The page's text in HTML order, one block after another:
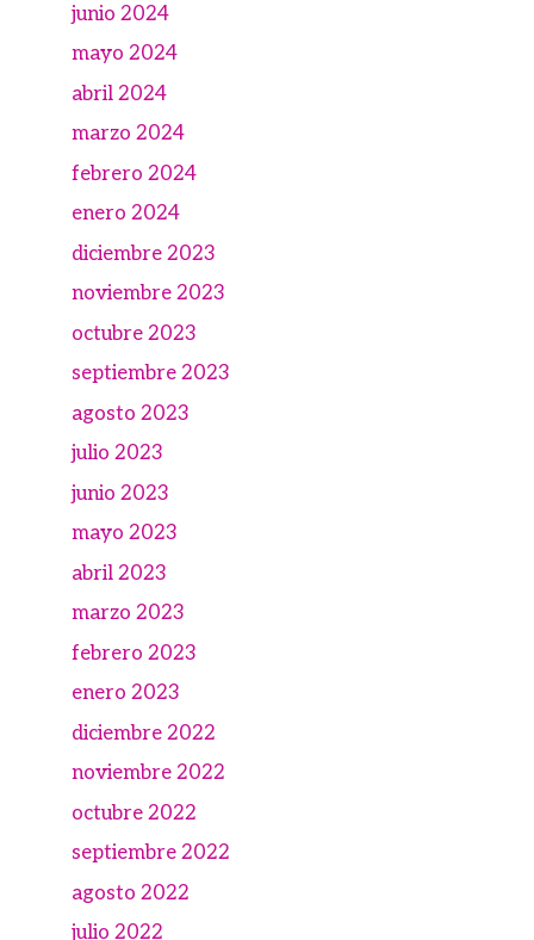
junio 2024
mayo 2024
abril 2024
marzo 2024
febrero 2024
enero 2024
diciembre 2023
noviembre 2023
octubre 2023
septiembre 2023
agosto 2023
julio 2023
junio 2023
mayo 2023
abril 2023
marzo 2023
febrero 2023
enero 2023
diciembre 2022
noviembre 2022
octubre 2022
septiembre 2022
agosto 2022
julio 2022